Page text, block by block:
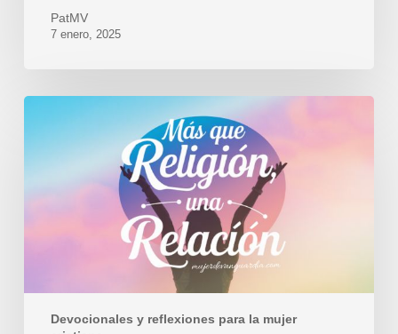
PatMV
7 enero, 2025
Devocionales y reflexiones para la mujer